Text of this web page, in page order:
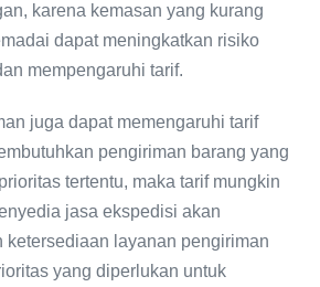
karena kemasan yang kurang
dapat meningkatkan risiko
mempengaruhi tarif.
juga dapat memengaruhi tarif
pengiriman barang yang
tertentu, maka tarif mungkin
jasa ekspedisi akan
ketersediaan layanan pengiriman
yang diperlukan untuk